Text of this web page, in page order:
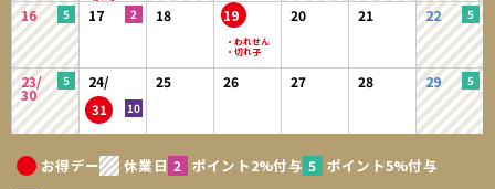
16 17 18 19 20 21 22
23/
30
24/
31
25 26 27 28 29
お得デー 休業日 ポイント2%付与
ポイント5%付与